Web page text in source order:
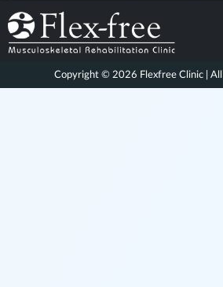
Copyright © 2026 Flexfree Clinic | All